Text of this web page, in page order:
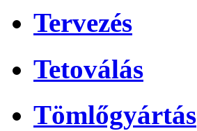
Tervezés
Tetoválás
Tömlőgyártás